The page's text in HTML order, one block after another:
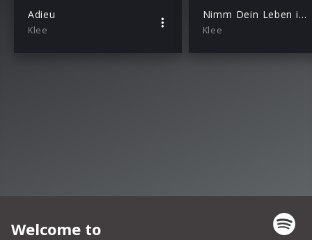
Adieu
Klee
Nimm Dein Leben in die Hand
Klee